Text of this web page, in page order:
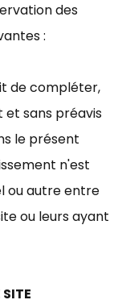
des
:
de compléter,
sans préavis
le présent
n'est
ou autre entre
ou leurs ayant